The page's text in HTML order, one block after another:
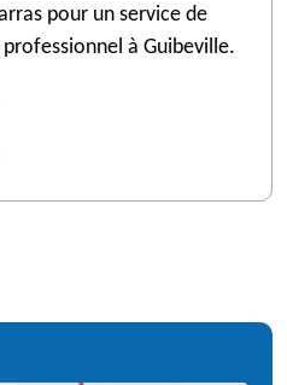
pour un service de
à Guibeville.